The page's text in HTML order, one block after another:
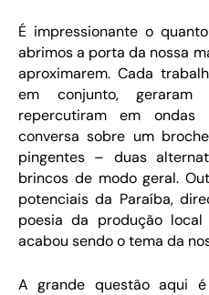
É impressionante o
abrimos a porta da nossa
aproximarem. Cada
em conjunto, geraram
repercutiram em ondas
conversa sobre um
pingentes – duas
brincos de modo geral.
potenciais da Paraíba,
poesia da produção
acabou sendo o tema da
A grande questão aqui